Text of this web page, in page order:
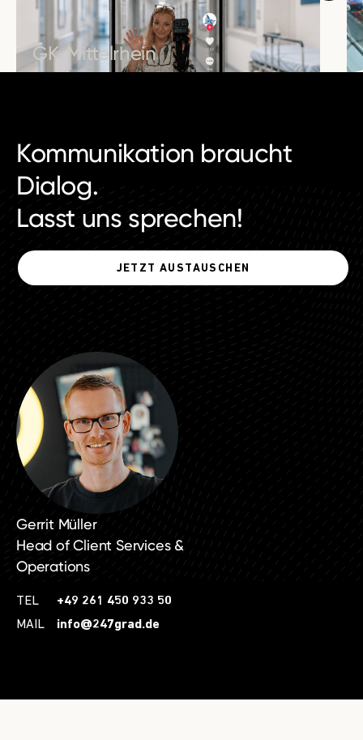
GK-Mittelrhein
Erfolgreiches Azubi-Recruiting
Kommunikation braucht
Dialog.
Lasst uns sprechen!
JETZT AUSTAUSCHEN
Gerrit Müller
Head of Client Services &
Operations
TEL
+49 261 450 933 50
MAIL
info@247grad.de